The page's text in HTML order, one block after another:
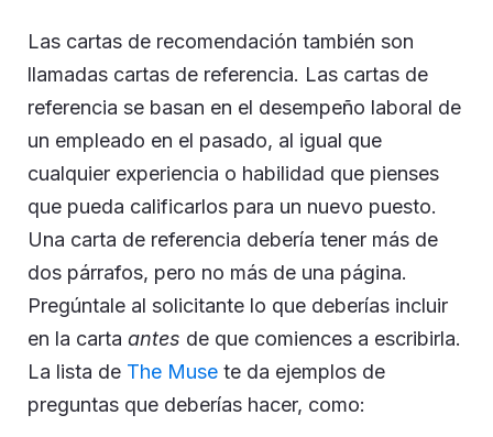
Las cartas de recomendación también son
llamadas cartas de referencia. Las cartas de
referencia se basan en el desempeño laboral de
un empleado en el pasado, al igual que
cualquier experiencia o habilidad que pienses
que pueda calificarlos para un nuevo puesto.
Una carta de referencia debería tener más de
dos párrafos, pero no más de una página.
Pregúntale al solicitante lo que deberías incluir
en la carta antes de que comiences a escribirla.
La lista de The Muse te da ejemplos de
preguntas que deberías hacer, como: